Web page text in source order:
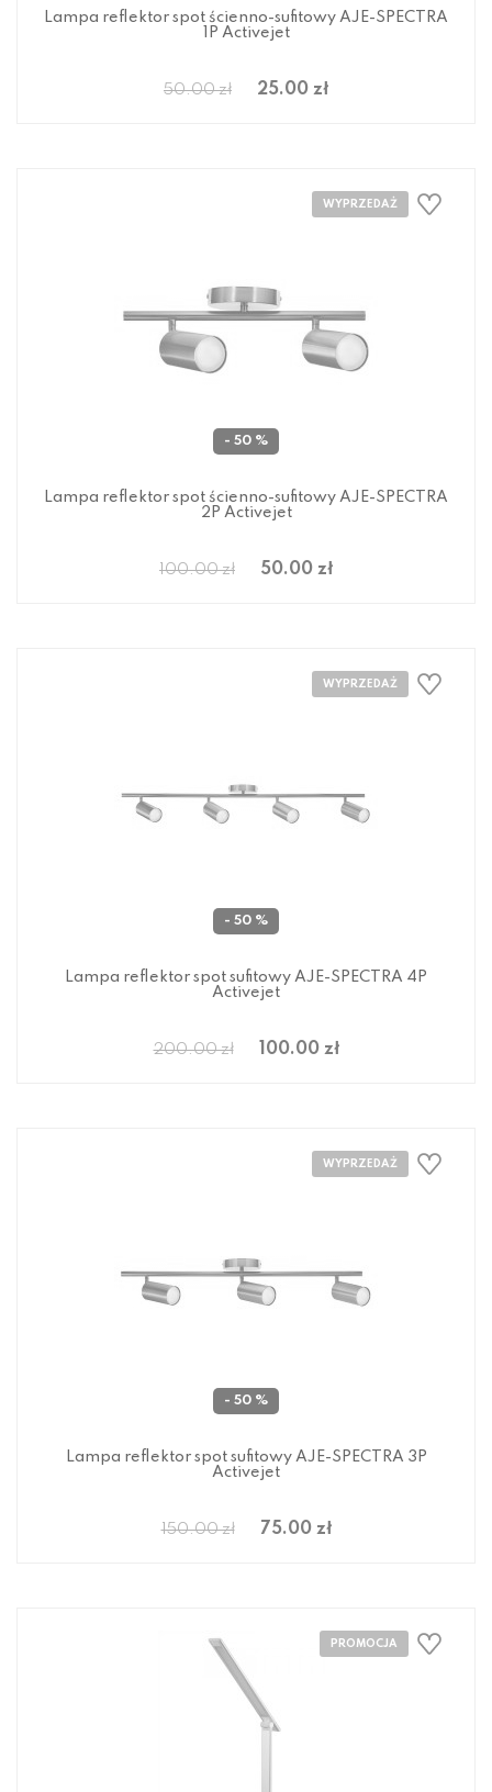
Lampa reflektor spot ścienno-sufitowy AJE-SPECTRA
1P Activejet
50.00 zł 25.00 zł
- 50 %
Lampa reflektor spot ścienno-sufitowy AJE-SPECTRA
2P Activejet
100.00 zł 50.00 zł
- 50 %
Lampa reflektor spot sufitowy AJE-SPECTRA 4P
Activejet
200.00 zł 100.00 zł
- 50 %
Lampa reflektor spot sufitowy AJE-SPECTRA 3P
Activejet
150.00 zł 75.00 zł